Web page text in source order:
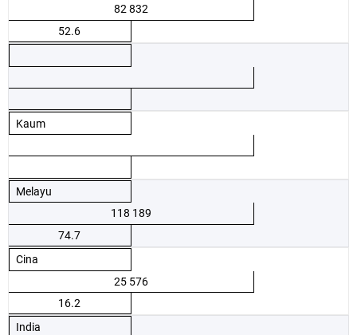
82 832
52.6
Kaum
Melayu
118 189
74.7
Cina
25 576
16.2
India